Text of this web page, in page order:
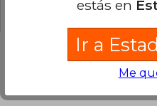
ético-político
más allá del
una
desafíos
prestigio
democracia y
Preguntas
estás en
Ir a
Me